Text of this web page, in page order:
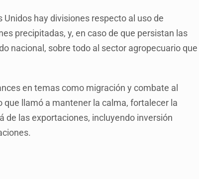
hay divisiones respecto al uso de
precipitadas, y, en caso de que persistan las
nacional, sobre todo al sector agropecuario que
en temas como migración y combate al
llamó a mantener la calma, fortalecer la
las exportaciones, incluyendo inversión